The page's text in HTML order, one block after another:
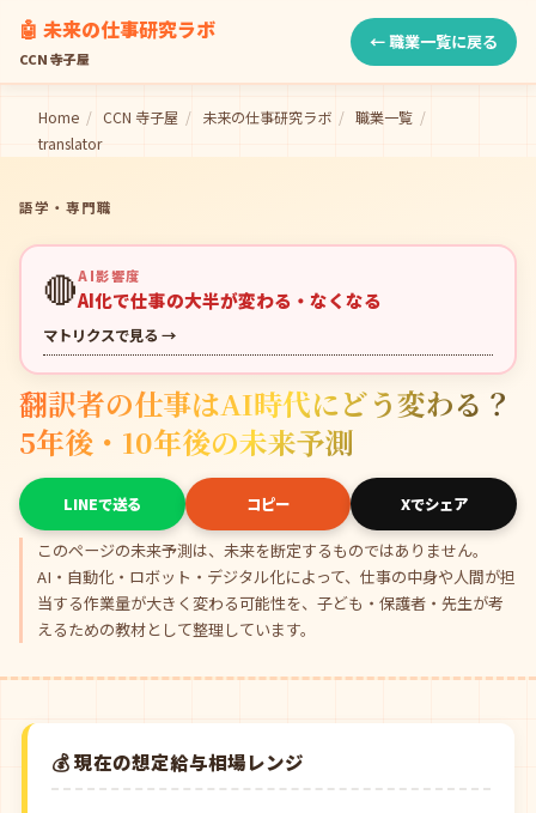
🤖 未来の仕事研究ラボ
CCN 寺子屋
← 職業一覧に戻る
Home / CCN 寺子屋 / 未来の仕事研究ラボ / 職業一覧 /
translator
語学・専門職
🔴AI影響度
AI化で仕事の大半が変わる・なくなる
マトリクスで見る →
翻訳者の仕事はAI時代にどう変わる？
5年後・10年後の未来予測
LINEで送る コピー Xでシェア
このページの未来予測は、未来を断定するものではありません。
AI・自動化・ロボット・デジタル化によって、仕事の中身や人間が担
当する作業量が大きく変わる可能性を、子ども・保護者・先生が考
えるための教材として整理しています。
💰 現在の想定給与相場レンジ